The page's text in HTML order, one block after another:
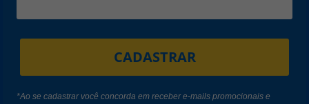
CADASTRAR
*Ao se cadastrar você concorda em receber e-mails promocionais e